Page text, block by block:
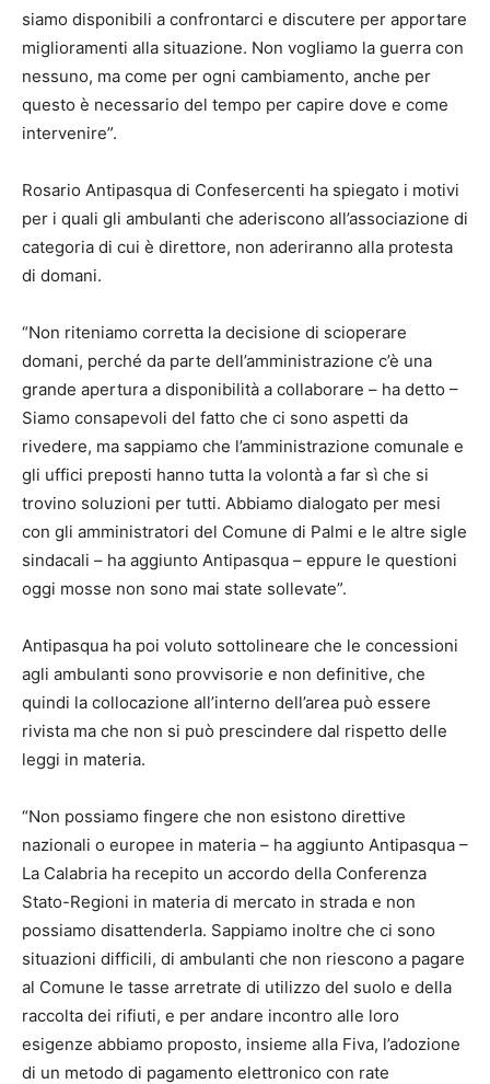
siamo disponibili a confrontarci e discutere per apportare
miglioramenti alla situazione. Non vogliamo la guerra con
nessuno, ma come per ogni cambiamento, anche per
questo è necessario del tempo per capire dove e come
intervenire”.
Rosario Antipasqua di Confesercenti ha spiegato i motivi
per i quali gli ambulanti che aderiscono all’associazione di
categoria di cui è direttore, non aderiranno alla protesta
di domani.
“Non riteniamo corretta la decisione di scioperare
domani, perché da parte dell’amministrazione c’è una
grande apertura a disponibilità a collaborare – ha detto –
Siamo consapevoli del fatto che ci sono aspetti da
rivedere, ma sappiamo che l’amministrazione comunale e
gli uffici preposti hanno tutta la volontà a far sì che si
trovino soluzioni per tutti. Abbiamo dialogato per mesi
con gli amministratori del Comune di Palmi e le altre sigle
sindacali – ha aggiunto Antipasqua – eppure le questioni
oggi mosse non sono mai state sollevate”.
Antipasqua ha poi voluto sottolineare che le concessioni
agli ambulanti sono provvisorie e non definitive, che
quindi la collocazione all’interno dell’area può essere
rivista ma che non si può prescindere dal rispetto delle
leggi in materia.
“Non possiamo fingere che non esistono direttive
nazionali o europee in materia – ha aggiunto Antipasqua –
La Calabria ha recepito un accordo della Conferenza
Stato-Regioni in materia di mercato in strada e non
possiamo disattenderla. Sappiamo inoltre che ci sono
situazioni difficili, di ambulanti che non riescono a pagare
al Comune le tasse arretrate di utilizzo del suolo e della
raccolta dei rifiuti, e per andare incontro alle loro
esigenze abbiamo proposto, insieme alla Fiva, l’adozione
di un metodo di pagamento elettronico con rate